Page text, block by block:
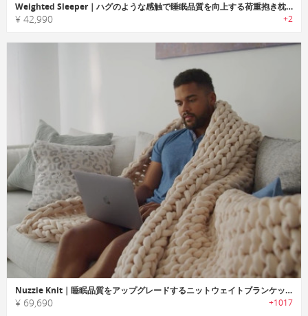
Weighted Sleeper｜ハグのような感触で睡眠品質を向上する荷重抱き枕「ウェイトスリーパー」
¥ 42,990 +2
Nuzzie Knit｜睡眠品質をアップグレードするニットウェイトブランケット「ナジーニット」
¥ 69,690 +1017